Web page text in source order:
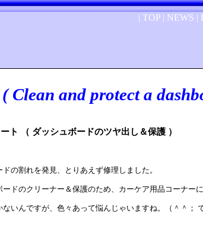
| TOP | NEWS |
Clean and protect a
ト （ ダッシュボードのツヤ出し＆保護 ）
の割れを発見、とりあえず修理しました。
ドのクリーナー＆保護のため、カーケア用品コーナーに
いんですが、色々あって悩んじゃいますね。（＾＾；